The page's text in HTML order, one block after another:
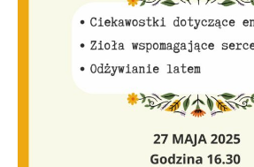
Klauzula informacyjna
Polityka prywatności
Regulamin
Regulamin korzystania ze